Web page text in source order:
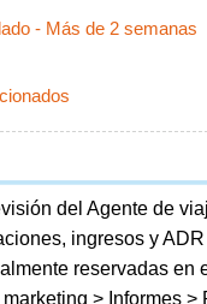
- Más de 2 semanas
del Agente de
ingresos y
reservadas en
> Informes >